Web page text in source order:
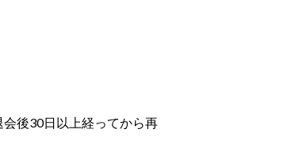
後30日以上経ってから再